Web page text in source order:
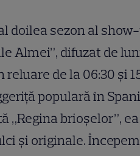
doilea sezon al
Almei”, difuzat de
de la 06:30 și
populară în
„Regina brioșelor”,
şi originale. Începem